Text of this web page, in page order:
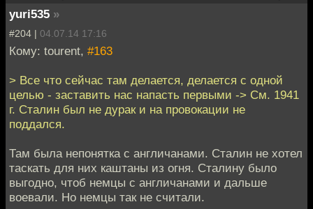
yuri535 »
#204 | 04.07.14 17:16
Кому: tourent, #163
> Все что сейчас там делается, делается с одной
целью - заставить нас напасть первыми -> См. 1941
г. Сталин был не дурак и на провокации не
поддался.
Там была непонятка с англичанами. Сталин не хотел
таскать для них каштаны из огня. Сталину было
выгодно, чтоб немцы с англичанами и дальше
воевали. Но немцы так не считали.